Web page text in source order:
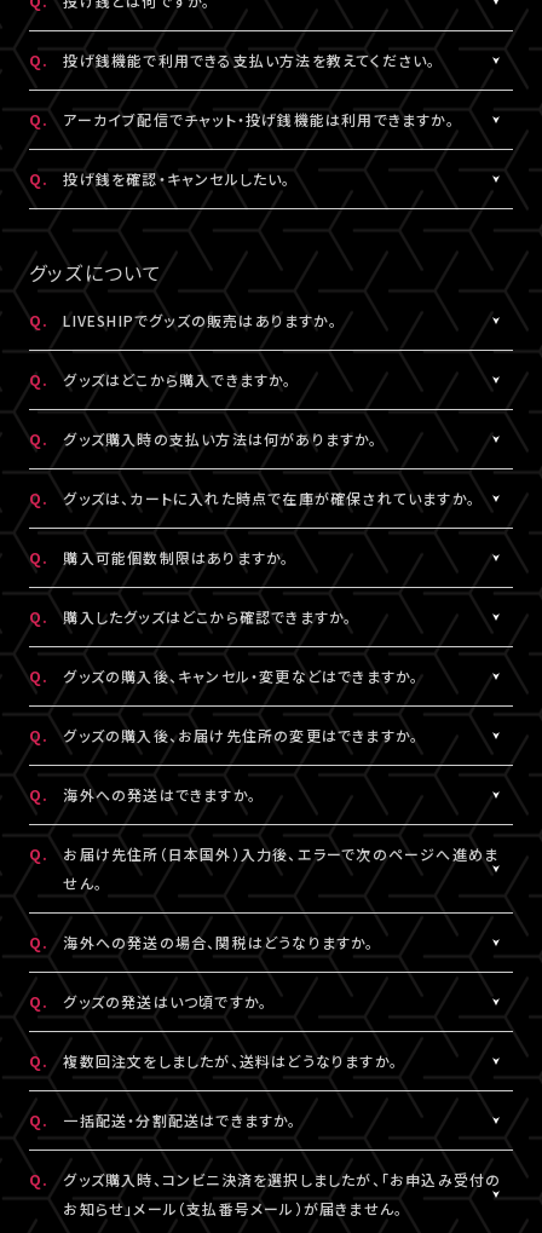
iOS：なし
Android：Chrome
なお、ユーザーがニックネームを変更した場合であっても、過去の
チャットのニックネームは変更されず、変更前のニックネームが表
示されます。
※ニックネームの登録・編集は配信視聴ページからも設定いただ
けます。
※コミュニティ機能が設定されている配信では、コミュニティ機能
とチャット機能のニックネーム設定は連動されます。
※公演によってはX連携をご利用いただけない場合があります。
欄上部「×」印）を押下すると、チャット非表示となります。 また、全
画面表示にした場合も、チャットは非表示になります。
A.
配信中にチップを送ることができる機能です。
投げ銭機能をご利用の場合は、「マイページ」内「基本情報」にござ
います「決済情報」にてクレジットカード決済情報のご登録いただ
くか、
配信中に配信視聴ページよりクレジットカード決済情報のご登録
をお願いいたします。
※公演によっては、投げ銭機能をご利用いただけない場合があり
ます。
Q. 投げ銭機能で利用できる支払い方法を教えてください。
クレジットカード決済をご利用いただけます。
投げ銭機能をご利用の場合は、「マイページ」内「基本情報」にござ
います「決済情報」にてクレジットカード決済情報のご登録いただ
くか、
配信中に配信視聴ページよりクレジットカード決済情報のご登録
をお願いいたします。
なお、決済方法については今後追加される可能性がございます。
Q. アーカイブ配信でチャット・投げ銭機能は利用できますか。
公演により異なります。チケット販売ページなどでご確認ください。
Q. 投げ銭を確認・キャンセルしたい。
投げ銭をキャンセルすることはできません。投げ銭機能をご利用の
場合は、金額に誤りがないか確認のうえ、ご利用ください。
複数回クリックにより、重複課金となる可能性がございますので、
ご注意ください。
※ご利用になった投げ銭は「マイページ」内「投げ銭履歴」よりご
確認いただけます。
グッズについて
Q. LIVESHIPでグッズの販売はありますか。
グッズの販売有無は各配信により異なります。
Q. グッズはどこから購入できますか。
各配信視聴ページなどでご購入いただけます。
LIVESHIPにご登録のA!-ID（メールアドレス）でログインのうえ、ご
利用ください。
※グッズをご購入いただくには、LIVESHIPへの会員登録が必要と
なります。
※LIVESHIPへの会員登録については ［Q:LIVESHIPを利用するに
はどうすればいいですか。］をご参照ください。
Q. グッズ購入時の支払い方法は何がありますか。
クレジットカード決済、コンビニ決済がご利用いただけます。
Q. グッズは、カートに入れた時点で在庫が確保されていますか。
カートに入れた時点では在庫確保とはなりません。
ご注文手続きが完了した時点で在庫確保となります。
ただしコンビニ決済をご利用の場合、支払い期限を過ぎると在庫
確保はリセットされますので予めご了承ください。
Q. 購入可能個数制限はありますか。
A.
公演・グッズにより異なります。グッズ商品詳細ページなどでご確
認ください。
Q. 購入したグッズはどこから確認できますか。
A.
「決済完了のお知らせ」メール、または「マイページ」内「グッズ購入
情報」よりご確認いただけます。
Q. グッズの購入後、キャンセル・変更などはできますか。
A.
お客様都合による商品購入後の注文内容の変更・キャンセル・返
品・交換は一切お受けできません。
また、一度決済を完了された決済手段を変更することもできません
のでご注意ください。
Q. グッズの購入後、お届け先住所の変更はできますか。
A.
購入後、「マイページ」内「グッズ購入情報」にて、配送状況が「出荷
準備前」の場合に変更が可能です。
※発送先が日本国外の場合、購入後の住所変更はできません。予
めご了承ください。
Q. 海外への発送はできますか。
A.
公演・グッズにより異なります。グッズ商品詳細ページなどでご確
認ください。
Q.
お届け先住所（日本国外）入力後、エラーで次のページへ進めま
せん。
A.
日本国外の郵便番号をご入力する際、システムの仕様上、正しく郵
便番号を入力しているにも関わらずエラーとなる場合がございま
す。
その場合は、末尾1桁か2桁を削除、もしくは未記入にてお手続きを
お試しください。
Q. 海外への発送の場合、関税はどうなりますか。
A.
関税はお客様ご自身でお支払いください。関税の計算は各国税関
の判断によります。
また、現地税関での商品配達停止に関しては、当サービスは一切
の責任を負いかねます。
DHLにおきましては現地カスタマーサービスにお問い合わせくだ
さい。
http://www.dhl.com/en/contact_center.html
Q. グッズの発送はいつ頃ですか。
A.
公演・グッズにより異なります。「マイページ」内「グッズ購入情報」
にて発送状況の確認ができます。
※グッズの発送後、「グッズ発送完了のお知らせ」メールが配信さ
れます。
通信の関係上、メールが届かない可能性もございますので、必ず、
「マイページ」内「グッズ購入情報」よりご確認ください。
Q. 複数回注文をしましたが、送料はどうなりますか。
A.
注文番号ごとに送料がかかります。
同日・同公演の注文でも、注文番号が異なれば送料は都度発生
し、注文番号の異なる商品をまとめて発送することはできません。
Q. 一括配送・分割配送はできますか。
A.
注文番号ごとの発送となります。
同日・同公演の注文でも、注文番号の異なる商品をまとめて、また
は分割して発送することはできません。
Q.
グッズ購入時、コンビニ決済を選択しましたが、「お申込み受付の
お知らせ」メール（支払番号メール）が届きません。